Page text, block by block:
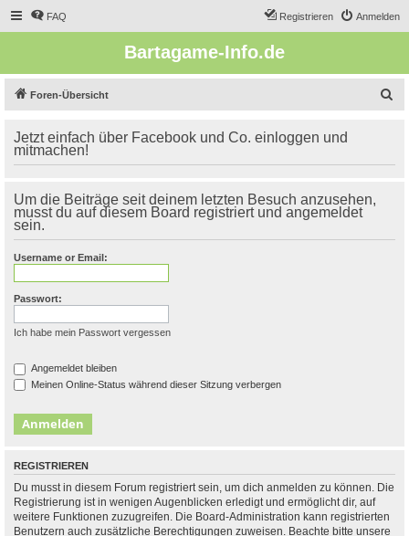
FAQ Anmelden
Registrieren
Bartagame-Info.de
Foren-Übersicht
Jetzt einfach über Facebook und Co. einloggen und
mitmachen!
Um die Beiträge seit deinem letzten Besuch anzusehen,
musst du auf diesem Board registriert und angemeldet
sein.
Username or Email:
Passwort:
Ich habe mein Passwort vergessen
Angemeldet bleiben
Meinen Online-Status während dieser Sitzung verbergen
REGISTRIEREN
Du musst in diesem Forum registriert sein, um dich anmelden zu können. Die
Registrierung ist in wenigen Augenblicken erledigt und ermöglicht dir, auf
weitere Funktionen zuzugreifen. Die Board-Administration kann registrierten
Benutzern auch zusätzliche Berechtigungen zuweisen. Beachte bitte unsere